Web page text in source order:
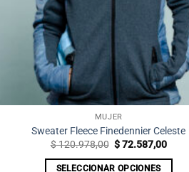
MUJER
Sweater Fleece Finedennier Celeste
$120.978,00 El
original
$72.587,00El
actual
SELECCIONAR OPCIONES